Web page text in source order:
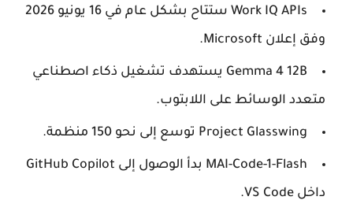
Work IQ APIs ستتاح بشكل عام في 16 يونيو 2026
وفق إعلان Microsoft.
Gemma 4 12B يستهدف تشغيل ذكاء اصطناعي
متعدد الوسائط على اللابتوب.
Project Glasswing توسع إلى نحو 150 منظمة.
MAI-Code-1-Flash بدأ الوصول إلى GitHub Copilot
داخل VS Code.